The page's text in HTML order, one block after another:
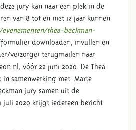
jury kan naar een plek in de
van 8 tot en met 12 jaar kunnen
thea-beckman-
downloaden, invullen en
verzorger terugmailen naar
vóór 22 juni 2020. De Thea
in samenwerking met Marte
jury samen uit de
juli 2020 krijgt iedereen bericht